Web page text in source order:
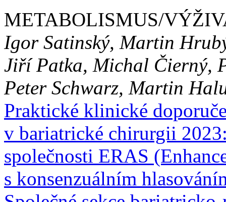
METABOLISMUS/
Igor Satinský, Martin
Jiří Patka, Michal Čierný,
Peter Schwarz, Martin
Praktické klinické
v bariatrické chirurgii
společnosti ERAS
s konsenzuálním